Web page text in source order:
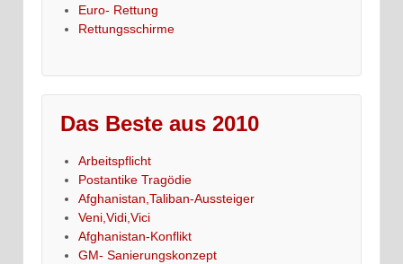
Euro- Rettung
Rettungsschirme
Das Beste aus 2010
Arbeitspflicht
Postantike Tragödie
Afghanistan,Taliban-Aussteiger
Veni,Vidi,Vici
Afghanistan-Konflikt
GM- Sanierungskonzept